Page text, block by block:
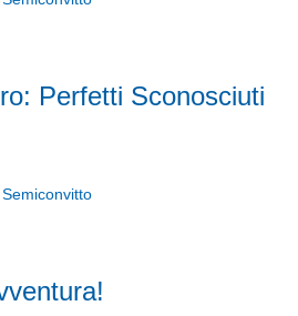
Perfetti Sconosciuti